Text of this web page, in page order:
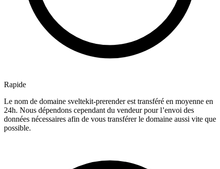
Rapide
Le nom de domaine sveltekit-prerender est transféré en moyenne en
24h. Nous dépendons cependant du vendeur pour l’envoi des
données nécessaires afin de vous transférer le domaine aussi vite que
possible.